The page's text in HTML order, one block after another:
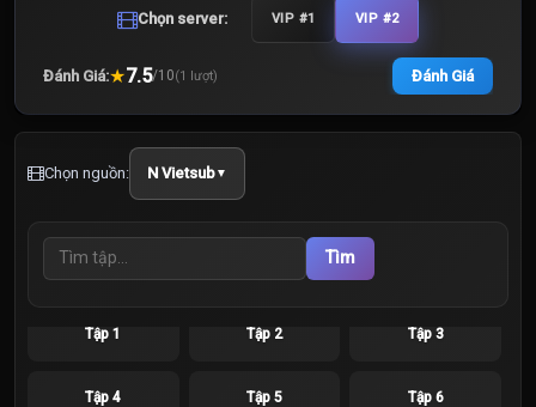
Chọn server: VIP #1 VIP #2
Đánh Giá:★7.5/10(1 lượt) Đánh Giá
Chọn nguồn: N Vietsub▼
Tìm
Tập 1 Tập 2 Tập 3
Tập 4 Tập 5 Tập 6